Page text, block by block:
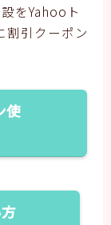
をYahooト
割引クーポン
使